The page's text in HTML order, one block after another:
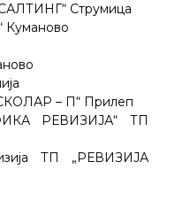
Струмица
– П“ Прилеп
РЕВИЗИЈА“ ТП
ТП „РЕВИЗИЈА